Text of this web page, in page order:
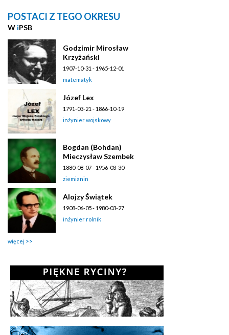
POSTACI Z TEGO OKRESU
W iPSB
Godzimir Mirosław
Krzyżański
1907-10-31 - 1965-12-01
matematyk
Józef Lex
1791-03-21 - 1866-10-19
inżynier wojskowy
Bogdan (Bohdan)
Mieczysław Szembek
1880-08-07 - 1956-03-30
ziemianin
Alojzy Świątek
1908-06-05 - 1980-03-27
inżynier rolnik
więcej